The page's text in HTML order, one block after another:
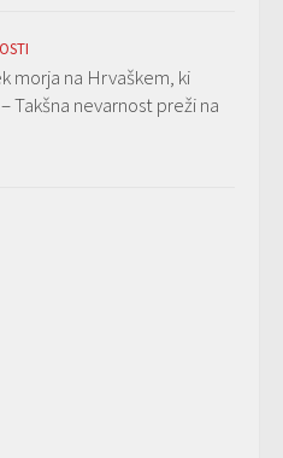
morja na Hrvaškem, ki
Takšna nevarnost preži na